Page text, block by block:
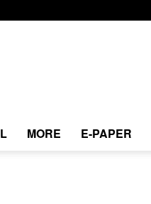
MORE E-PAPER